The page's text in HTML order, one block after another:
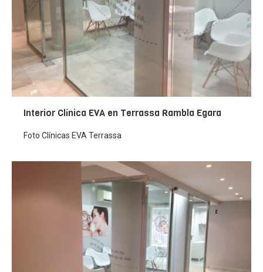
Interior Clínica EVA en Terrassa Rambla Egara
Foto Clínicas EVA Terrassa